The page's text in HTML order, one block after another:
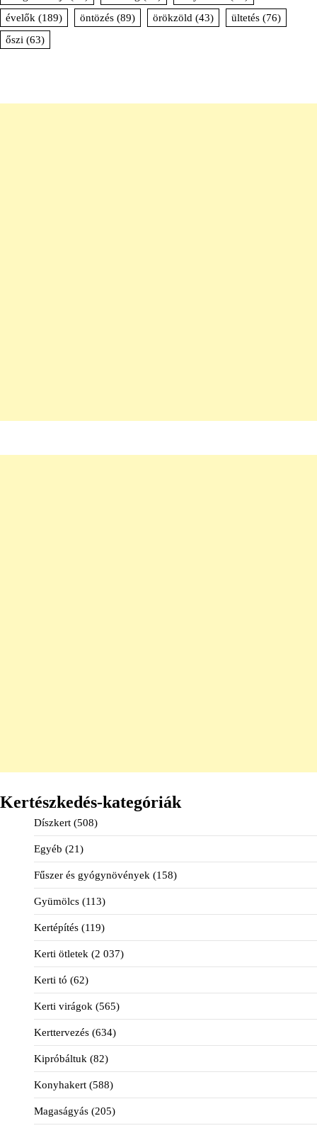
évelők (189) öntözés (89) örökzöld (43) ültetés (76)
őszi (63)
Kertészkedés-kategóriák
Díszkert (508)
Egyéb (21)
Fűszer és gyógynövények (158)
Gyümölcs (113)
Kertépítés (119)
Kerti ötletek (2 037)
Kerti tó (62)
Kerti virágok (565)
Kerttervezés (634)
Kipróbáltuk (82)
Konyhakert (588)
Magaságyás (205)